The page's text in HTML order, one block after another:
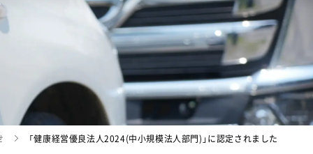
「健康経営優良法人2024(中小規模法人部門)」に認定されました